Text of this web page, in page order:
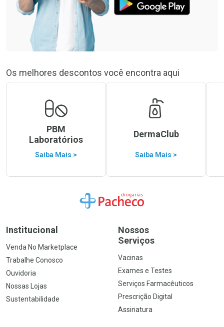
Os melhores descontos você encontra aqui
PBM
Laboratórios
Saiba Mais >
DermaClub
Saiba Mais >
Ir para a Home
Institucional
Venda No Marketplace
Trabalhe Conosco
Ouvidoria
Nossas Lojas
Sustentabilidade
Nossos
Serviços
Vacinas
Exames e Testes
Serviços Farmacêuticos
Prescrição Digital
Assinatura